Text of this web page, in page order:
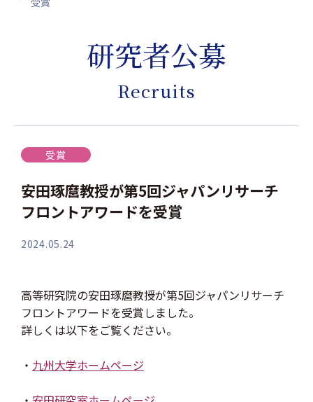
研究者公募
Recruits
受賞
安田琢麿教授が第5回ジャパンリサーチ
フロントアワードを受賞
2024.05.24
高等研究院の安田琢麿教授が第5回ジャパンリサーチ
フロントアワードを受賞しました。
詳しくは以下をご覧ください。
・ 九州大学ホームページ